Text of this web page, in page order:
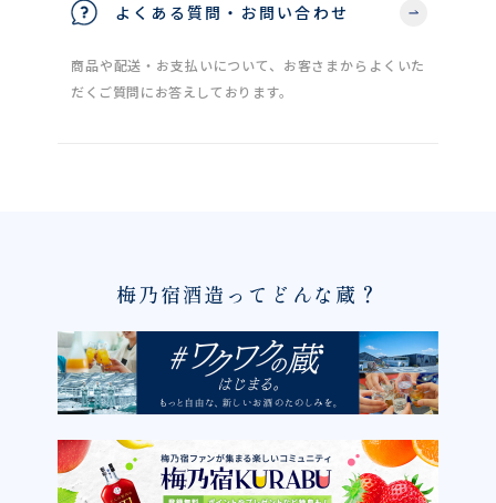
よくある質問・お問い合わせ
商品や配送・お支払いについて、お客さまからよくいた
だくご質問にお答えしております。
梅乃宿酒造ってどんな蔵？